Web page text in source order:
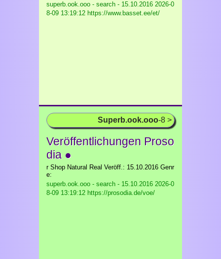
superb.ook.ooo - search - 15.10.2016 2026-0
8-09 13:19:12 https://www.basset.ee/et/
Superb.ook.ooo-8 >
Veröffentlichungen Proso
dia ●
r Shop Natural Real Veröff.: 15.10.2016 Genr
e:
superb.ook.ooo - search - 15.10.2016 2026-0
8-09 13:19:12 https://prosodia.de/voe/